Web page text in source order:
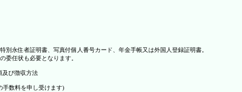
永住者証明書、写真付個人番号カード、年金手帳又は外国人登録証明書。
委任状も必要となります。
及び徴収方法
手数料を申し受けます)